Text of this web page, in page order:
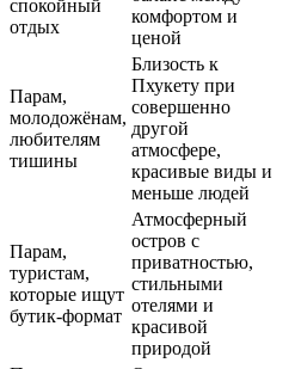
спокойный
отдых
комфортом и
ценой
Парам,
молодожёнам,
любителям
тишины
Близость к
Пхукету при
совершенно
другой
атмосфере,
красивые виды и
меньше людей
Парам,
туристам,
которые ищут
бутик-формат
Атмосферный
остров с
приватностью,
стильными
отелями и
красивой
природой